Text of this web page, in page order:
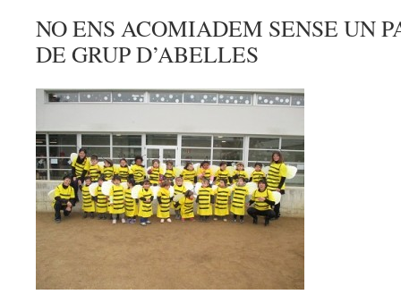
NO ENS ACOMIADEM SENSE UN
DE GRUP D’ABELLES